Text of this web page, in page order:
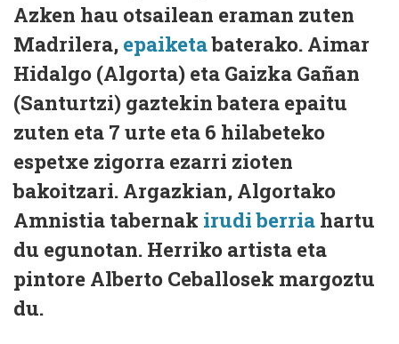
Azken hau otsailean eraman zuten
Madrilera, epaiketabaterako. Aimar
Hidalgo (Algorta) eta Gaizka Gañan
(Santurtzi) gaztekin batera epaitu
zuten eta 7 urte eta 6 hilabeteko
espetxe zigorra ezarri zioten
bakoitzari. Argazkian, Algortako
Amnistia tabernak irudi berria hartu
du egunotan. Herriko artista eta
pintore Alberto Ceballosek margoztu
du.